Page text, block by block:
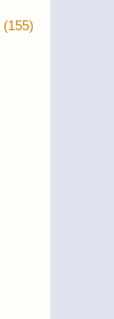
(155)